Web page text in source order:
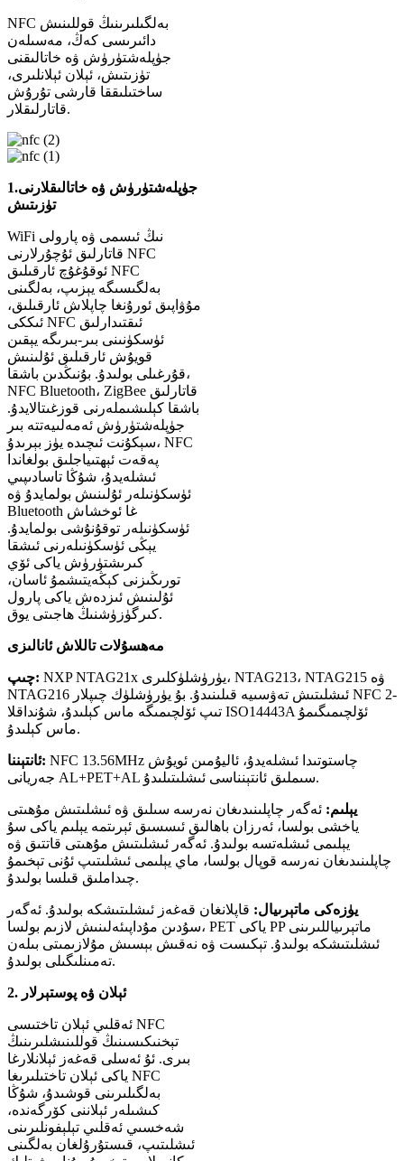
NFC بەلگىلىرىنىڭ قوللىنىش
دائىرىسى كەڭ، مەسىلەن
جۈپلەشتۈرۈش ۋە خاتالىقنى
تۈزىتىش، ئېلان ئېلانلىرى،
ساختىلىققا قارشى تۇرۇش
قاتارلىقلار.
1.جۈپلەشتۈرۈش ۋە خاتالىقلارنى
تۈزىتىش
WiFi نىڭ ئىسمى ۋە پارولى
قاتارلىق ئۇچۇرلارنى NFC
ئوقۇغۇچ ئارقىلىق NFC
بەلگىسىگە يېزىپ، بەلگىنى
مۇۋاپىق ئورۇنغا چاپلاش ئارقىلىق،
ئىككى NFC ئىقتىدارلىق
ئۈسكۈنىنى بىر-بىرىگە يېقىن
قويۇش ئارقىلىق ئۇلىنىش
قۇرغىلى بولىدۇ. بۇنىڭدىن باشقا،
NFC Bluetooth، ZigBee قاتارلىق
باشقا كېلىشىملەرنى قوزغىتالايدۇ.
جۈپلەشتۈرۈش ئەمەلىيەتتە بىر
سېكۇنت ئىچىدە يۈز بېرىدۇ، NFC
پەقەت ئېھتىياجلىق بولغاندا
ئىشلەيدۇ، شۇڭا تاسادىپىي
ئۈسكۈنىلەر ئۇلىنىش بولمايدۇ ۋە
Bluetooth غا ئوخشاش
ئۈسكۈنىلەر توقۇنۇشى بولمايدۇ.
يېڭى ئۈسكۈنىلەرنى ئىشقا
كىرىشتۈرۈش ياكى ئۆي
تورىڭىزنى كېڭەيتىشمۇ ئاسان،
ئۇلىنىش ئىزدەش ياكى پارول
كىرگۈزۈشنىڭ ھاجىتى يوق.
مەھسۇلات تاللاش ئانالىزى
چىپ: NXP NTAG21x يۈرۈشلۈكلىرى، NTAG213، NTAG215 ۋە
NTAG216 ئىشلىتىش تەۋسىيە قىلىنىدۇ. بۇ يۈرۈشلۈك چىپلار NFC 2-
تىپ ئۆلچىمىگە ماس كېلىدۇ، شۇنداقلا ISO14443A ئۆلچىمىگىمۇ
ماس كېلىدۇ.
ئانتېننا: NFC 13.56MHz چاستوتىدا ئىشلەيدۇ، ئاليۇمىن ئويۇش
جەريانى AL+PET+AL سىملىق ئانتېنناسى ئىشلىتىلىدۇ.
يېلىم: ئەگەر چاپلىنىدىغان نەرسە سىلىق ۋە ئىشلىتىش مۇھىتى
ياخشى بولسا، ئەرزان باھالىق ئىسسىق ئېرىتمە يېلىم ياكى سۇ
يېلىمى ئىشلەتسە بولىدۇ. ئەگەر ئىشلىتىش مۇھىتى قاتتىق ۋە
چاپلىنىدىغان نەرسە قوپال بولسا، ماي يېلىمى ئىشلىتىپ ئۇنى تېخىمۇ
چىداملىق قىلسا بولىدۇ.
يۈزەكى ماتېرىيال: قاپلانغان قەغەز ئىشلىتىشكە بولىدۇ. ئەگەر
سۇدىن مۇداپىئەلىنىش لازىم بولسا، PET ياكى PP ماتېرىياللىرىنى
ئىشلىتىشكە بولىدۇ. تېكىست ۋە نەقىش بېسىش مۇلازىمىتى بىلەن
تەمىنلىگىلى بولىدۇ.
2. ئېلان ۋە پوستېرلار
ئەقلىي ئېلان تاختىسى NFC
تېخنىكىسىنىڭ قوللىنىشلىرىنىڭ
بىرى. ئۇ ئەسلى قەغەز ئېلانلارغا
ياكى ئېلان تاختىلىرىغا NFC
بەلگىلىرىنى قوشىدۇ، شۇڭا
كىشىلەر ئېلاننى كۆرگەندە،
شەخسىي ئەقلىي تېلېفونلىرىنى
ئىشلىتىپ، قىستۇرۇلغان بەلگىنى